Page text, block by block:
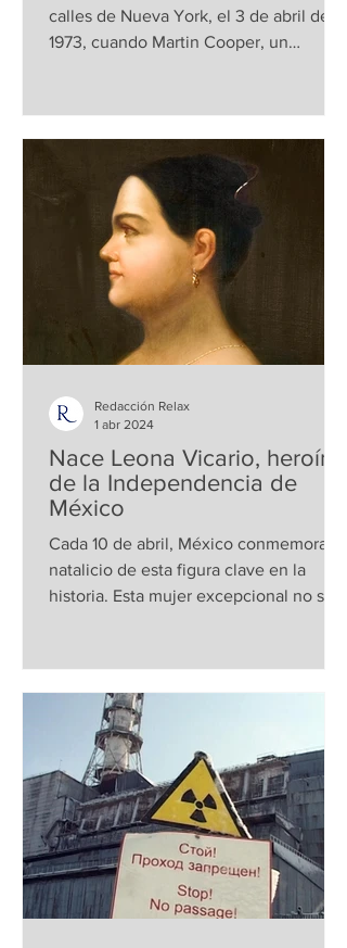
calles de Nueva York, el 3 de abril de
1973, cuando Martin Cooper, un
Nace Leona Vicario, heroína
de la Independencia de
México
Cada 10 de abril, México conmemora el
natalicio de esta figura clave en la
historia. Esta mujer excepcional no sólo
Redacción Relax
1 abr 2024